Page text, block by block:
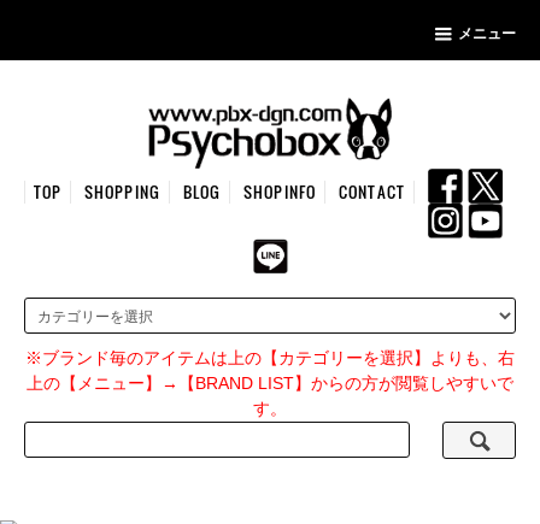
メニュー
TOP SHOPPING BLOG SHOPINFO CONTACT
※ブランド毎のアイテムは上の【カテゴリーを選択】よりも、右
上の【メニュー】→【BRAND LIST】からの方が閲覧しやすいで
す。